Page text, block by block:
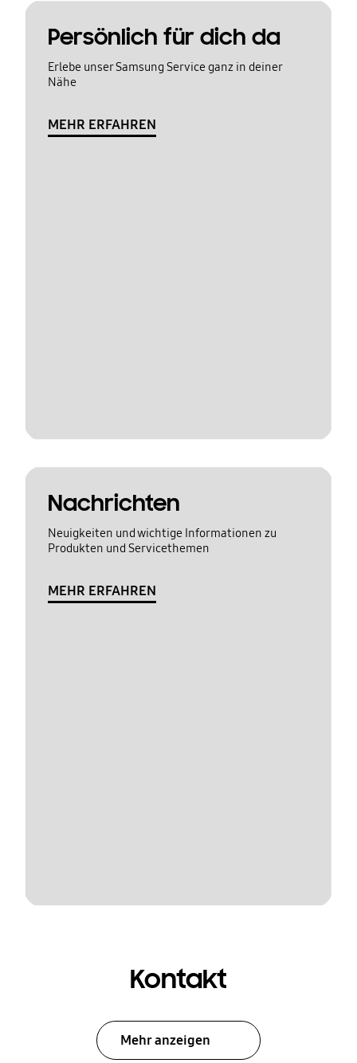
Persönlich für dich da
Erlebe unser Samsung Service ganz in deiner
Nähe
MEHR ERFAHREN
Nachrichten
Neuigkeiten und wichtige Informationen zu
Produkten und Servicethemen
MEHR ERFAHREN
Kontakt
Mehr anzeigen